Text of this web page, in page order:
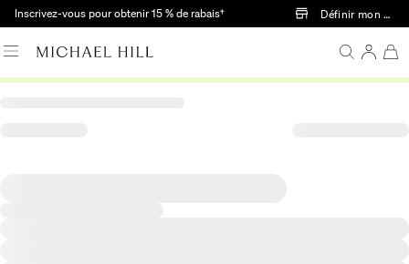
Passer au contenu principal
Inscrivez-vous pour obtenir 15 % de rabais† Définir mon